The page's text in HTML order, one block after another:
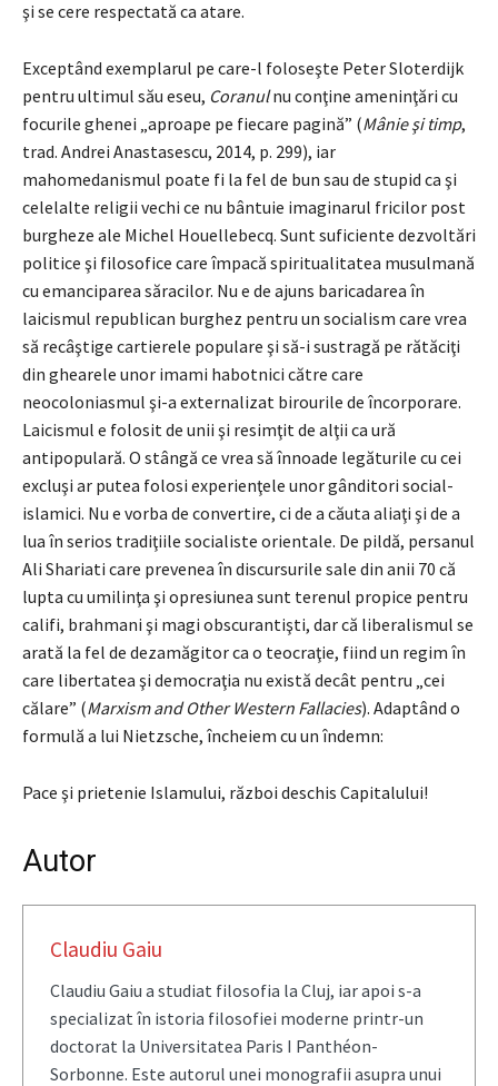
şi se cere respectată ca atare.
Exceptând exemplarul pe care-l foloseşte Peter Sloterdijk
pentru ultimul său eseu, Coranulnu conţine ameninţări cu
focurile ghenei „aproape pe fiecare pagină” (Mânie şi timp,
trad. Andrei Anastasescu, 2014, p. 299), iar
mahomedanismul poate fi la fel de bun sau de stupid ca şi
celelalte religii vechi ce nu bântuie imaginarul fricilor post
burgheze ale Michel Houellebecq. Sunt suficiente dezvoltări
politice şi filosofice care împacă spiritualitatea musulmană
cu emanciparea săracilor. Nu e de ajuns baricadarea în
laicismul republican burghez pentru un socialism care vrea
să recâştige cartierele populare şi să-i sustragă pe rătăciţi
din ghearele unor imami habotnici către care
neocoloniasmul şi-a externalizat birourile de încorporare.
Laicismul e folosit de unii şi resimţit de alţii ca ură
antipopulară. O stângă ce vrea să înnoade legăturile cu cei
excluşi ar putea folosi experienţele unor gânditori social-
islamici. Nu e vorba de convertire, ci de a căuta aliaţi şi de a
lua în serios tradiţiile socialiste orientale. De pildă, persanul
Ali Shariati care prevenea în discursurile sale din anii 70 că
lupta cu umilinţa şi opresiunea sunt terenul propice pentru
califi, brahmani şi magi obscurantişti, dar că liberalismul se
arată la fel de dezamăgitor ca o teocraţie, fiind un regim în
care libertatea şi democraţia nu există decât pentru „cei
călare” (Marxism and Other Western Fallacies). Adaptând o
formulă a lui Nietzsche, încheiem cu un îndemn:
Pace şi prietenie Islamului, război deschis Capitalului!
Autor
Claudiu Gaiu
Claudiu Gaiu a studiat filosofia la Cluj, iar apoi s-a
specializat în istoria filosofiei moderne printr-un
doctorat la Universitatea Paris I Panthéon-
Sorbonne. Este autorul unei monografii asupra unui